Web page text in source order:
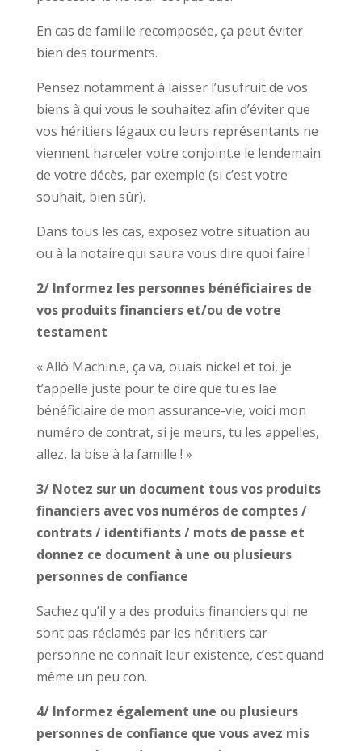
En cas de famille recomposée, ça peut éviter
bien des tourments.
Pensez notamment à laisser l’usufruit de vos
biens à qui vous le souhaitez afin d’éviter que
vos héritiers légaux ou leurs représentants ne
viennent harceler votre conjoint.e le lendemain
de votre décès, par exemple (si c’est votre
souhait, bien sûr).
Dans tous les cas, exposez votre situation au
ou à la notaire qui saura vous dire quoi faire !
2/ Informez les personnes bénéficiaires de
vos produits financiers et/ou de votre
testament
« Allô Machin.e, ça va, ouais nickel et toi, je
t’appelle juste pour te dire que tu es lae
bénéficiaire de mon assurance-vie, voici mon
numéro de contrat, si je meurs, tu les appelles,
allez, la bise à la famille ! »
3/ Notez sur un document tous vos produits
financiers avec vos numéros de comptes /
contrats / identifiants / mots de passe et
donnez ce document à une ou plusieurs
personnes de confiance
Sachez qu’il y a des produits financiers qui ne
sont pas réclamés par les héritiers car
personne ne connaît leur existence, c’est quand
même un peu con.
4/ Informez également une ou plusieurs
personnes de confiance que vous avez mis